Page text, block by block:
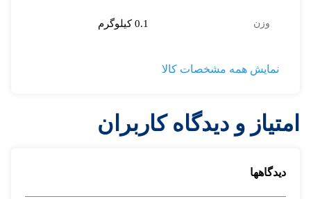
وزن 0.1 کیلوگرم
نمایش همه مشخصات کالا
امتیاز و دیدگاه کاربران
دیدگاهها